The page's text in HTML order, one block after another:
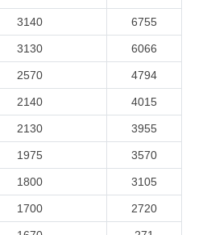
3140 6755
3130 6066
2570 4794
2140 4015
2130 3955
1975 3570
1800 3105
1700 2720